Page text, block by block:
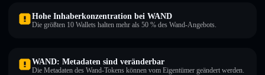
Hohe Inhaberkonzentration bei WAND
Die größten 10 Wallets halten mehr als 50 % des Wand-Angebots.
WAND: Metadaten sind veränderbar
Die Metadaten des Wand-Tokens können vom Eigentümer geändert werden.